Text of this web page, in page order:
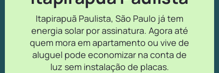
Itapirapuã Paulista, São Paulo já tem
energia solar por assinatura. Agora até
quem mora em apartamento ou vive de
aluguel pode economizar na conta de
luz sem instalação de placas.